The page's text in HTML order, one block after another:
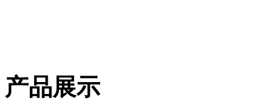
产品展示